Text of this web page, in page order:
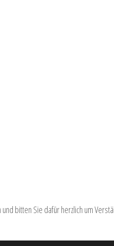
bitten Sie dafür herzlich um